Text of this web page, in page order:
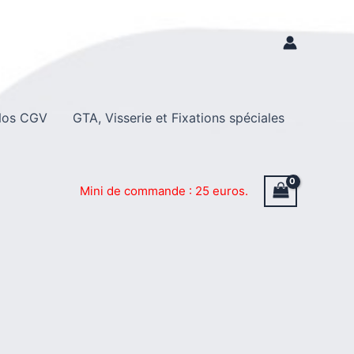
CGV GTA, Visserie et Fixations spéciales
Mini de commande : 25 euros.